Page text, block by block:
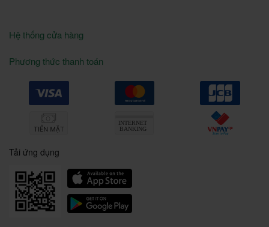
Hệ thống cửa hàng
Phương thức thanh toán
Tải ứng dụng